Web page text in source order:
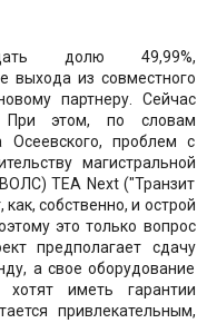
долю 49,99%,
выхода из совместного
партнеру. Сейчас
При этом, по словам
Осеевского, проблем с
магистральной
TEA Next ("Транзит
собственно, и острой
это только вопрос
предполагает сдачу
а свое оборудование
иметь гарантии
привлекательным,